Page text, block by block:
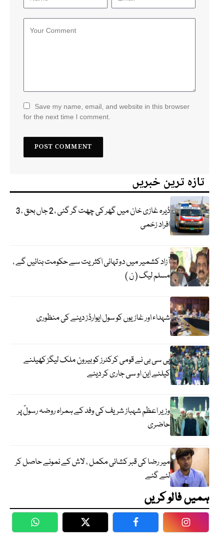
Save my name, email, and website in this browser
for the next time I comment.
تازہ ترین خبریں
ڈیرہ غازی خان میں گھر کی چھت گر گئی ، 2 جاں بحق ، 3
افراد زخمی
آزاد کشمیر میں دو تہائی اکثریت سے حکومت بنائیں گے ،
مسلم لیگ ( ن )
شہداء اور غازیوں کو سول ایوارڈز دینے کی منظوری
پی سی بی نے قومی کرکٹرز کو بیرون ملک لیگز کھیلنے
کیلئے این او سی جاری کر دیئے
وزیر اعظم شہباز شریف کی وفد کے ہمراہ روضہ رسولؐ پر
حاضری
میر رضا کی قبر کشائی مکمل ، لاش کے نمونے حاصل کر
لئے گئے
ہمیں فالو کریں
WhatsApp Twitter Facebook